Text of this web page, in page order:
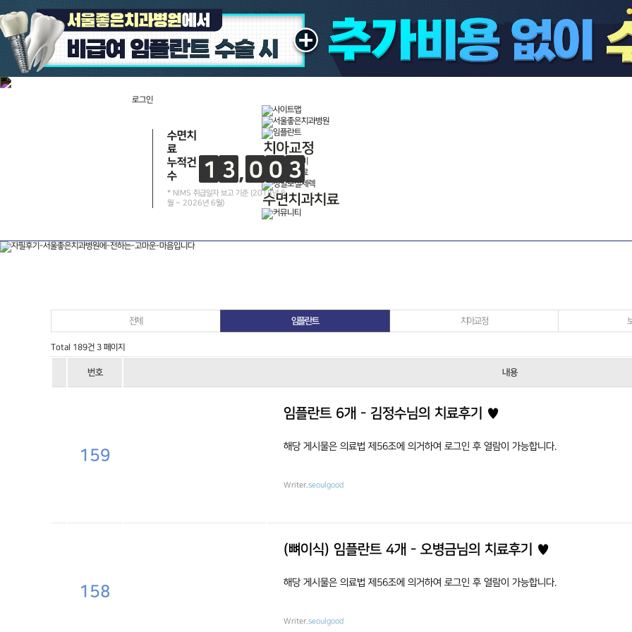
로그인
수면치
료
누적건
수
1 3 0 0 3
건
* NIMS 취급일자 보고 기준 (2018년 8
월 ~ 2026년 6월)
치과소개
진료이념
멸균소독시스템
내부안내
진료시간&오시는길
카톡상담
카톡상담
턱관절 치료
턱관절 치료
전체 임플란트 치아교정
Total 189건 3 페이지
번호 내용
159
임플란트 6개 - 김정수님의 치료후기 ♥
해당 게시물은 의료법 제56조에 의거하여 로그인 후 열람이 가능합니다.
Writer.seoulgood
158
(뼈이식) 임플란트 4개 - 오병금님의 치료후기 ♥
해당 게시물은 의료법 제56조에 의거하여 로그인 후 열람이 가능합니다.
Writer.seoulgood